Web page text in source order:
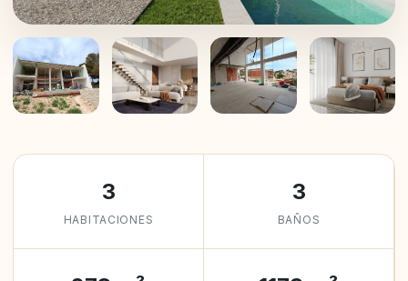
3
HABITACIONES
3
BAÑOS